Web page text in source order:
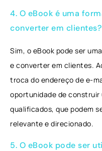
4. O eBook é uma
converter em clientes?
Sim, o eBook pode ser
e converter em clientes.
troca do endereço de e-
oportunidade de
qualificados, que podem
relevante e direcionado.
5. O eBook pode ser